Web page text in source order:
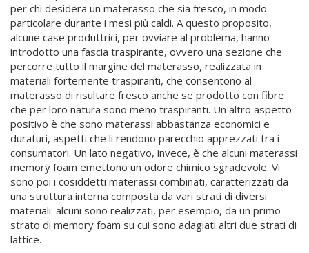
per chi desidera un materasso che sia fresco, in modo
particolare durante i mesi più caldi. A questo proposito,
alcune case produttrici, per ovviare al problema, hanno
introdotto una fascia traspirante, ovvero una sezione che
percorre tutto il margine del materasso, realizzata in
materiali fortemente traspiranti, che consentono al
materasso di risultare fresco anche se prodotto con fibre
che per loro natura sono meno traspiranti. Un altro aspetto
positivo è che sono materassi abbastanza economici e
duraturi, aspetti che li rendono parecchio apprezzati tra i
consumatori. Un lato negativo, invece, è che alcuni materassi
memory foam emettono un odore chimico sgradevole. Vi
sono poi i cosiddetti materassi combinati, caratterizzati da
una struttura interna composta da vari strati di diversi
materiali: alcuni sono realizzati, per esempio, da un primo
strato di memory foam su cui sono adagiati altri due strati di
lattice.